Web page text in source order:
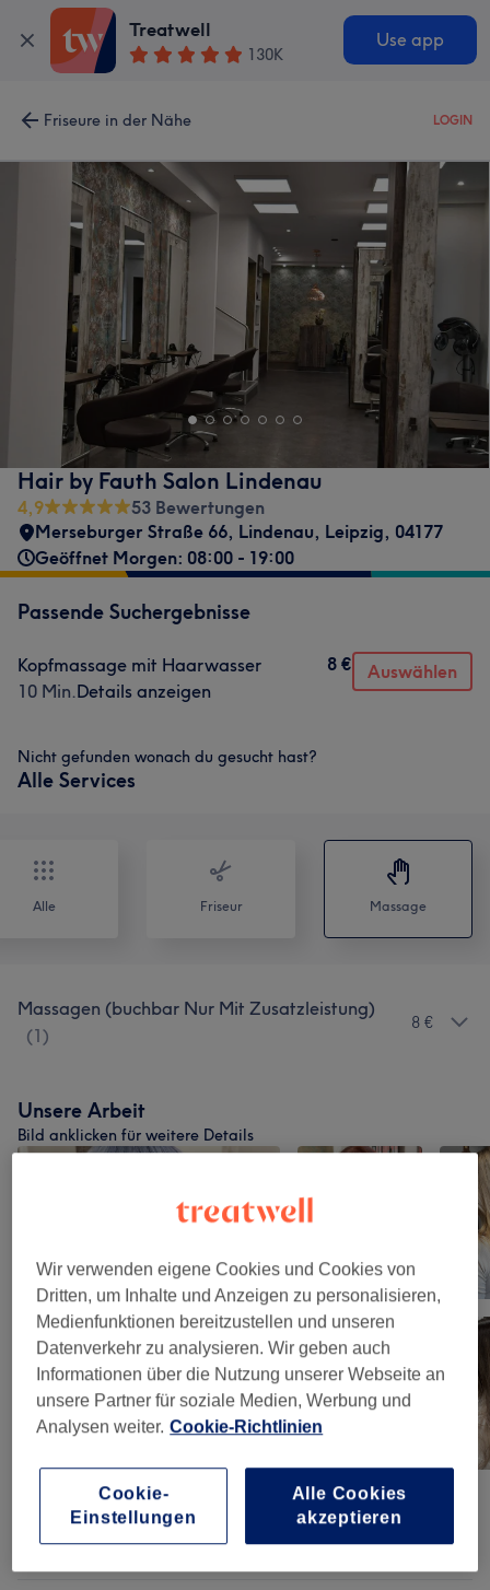
Treatwell
130K
Use app
Friseure in der Nähe LOGIN
Hair by Fauth Salon Lindenau
4,9
53 Bewertungen
Merseburger Straße 66, Lindenau, Leipzig, 04177
Geöffnet Morgen: 08:00 - 19:00
Passende Suchergebnisse
Kopfmassage mit Haarwasser
10 Min.Details anzeigen
8 € Auswählen
Nicht gefunden wonach du gesucht hast?
Alle Services
Alle Friseur Massage
Massagen (buchbar Nur Mit Zusatzleistung)
(1)
8 €
Unsere Arbeit
Bild anklicken für weitere Details
Salonbewertungen
Wir verwenden eigene Cookies und Cookies von
Dritten, um Inhalte und Anzeigen zu personalisieren,
Medienfunktionen bereitzustellen und unseren
Datenverkehr zu analysieren. Wir geben auch
Informationen über die Nutzung unserer Webseite an
unsere Partner für soziale Medien, Werbung und
Analysen weiter. Cookie-Richtlinien
Cookie-
Einstellungen
Alle Cookies
akzeptieren